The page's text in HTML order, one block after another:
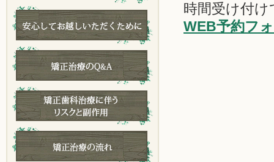
時間受け付
WEB予約フ